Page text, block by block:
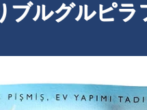
ブルグルピラ